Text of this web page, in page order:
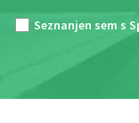
Seznanjen sem s